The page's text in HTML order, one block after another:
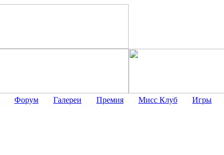
Форум Галереи Премия Мисс Клуб Игры